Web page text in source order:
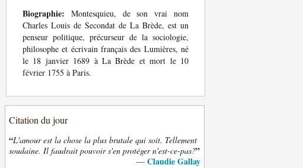
Biographie: Montesquieu, de son vrai nom
Charles Louis de Secondat de La Brède, est un
penseur politique, précurseur de la sociologie,
philosophe et écrivain français des Lumières, né
le 18 janvier 1689 à La Brède et mort le 10
février 1755 à Paris.
Citation du jour
“L'amour est la chose la plus brutale qui soit. Tellement
soudaine. Il faudrait pouvoir s'en protéger n'est-ce-pas?”
— Claudie Gallay